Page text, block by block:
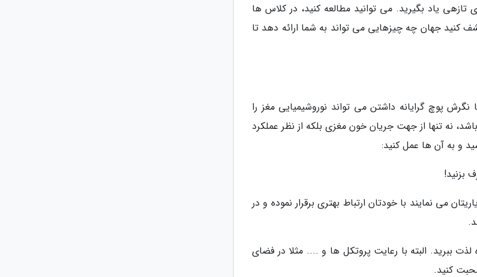
یاد بگیرید. می توانید مطالعه کنید، در کلاس ها
کنید جهان چه چیزهایی می تواند به شما ارائه دهد تا
پوچ گرایانه داشتن می تواند نوروشیمیایی مغز را
نه تنها از جهت جریان خون مغزی بلکه از نظر عملکرد
و به آن ها عمل کنید:
بزنید!
می نمایند با خودتان ارتباط بهتری برقرار نموده و در
ببرید. البته با رعایت پروتکل ها و .... مثلا در فضای
کنید.